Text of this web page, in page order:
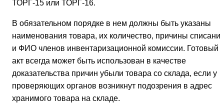
ТОРГ-15 или ТОРГ-16.
В обязательном порядке в нем должны быть указаны
наименования товара, их количество, причины
и ФИО членов инвентаризационной комиссии. Готовый
акт всегда может быть использован в качестве
доказательства причин убыли товара со склада, если у
проверяющих органов возникнут подозрения в адрес
хранимого товара на складе.